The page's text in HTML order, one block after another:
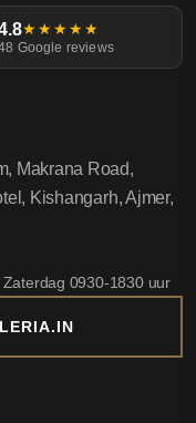
★★★★★
Google reviews
Makrana Road,
Kishangarh, Ajmer,
0930-1830 uur